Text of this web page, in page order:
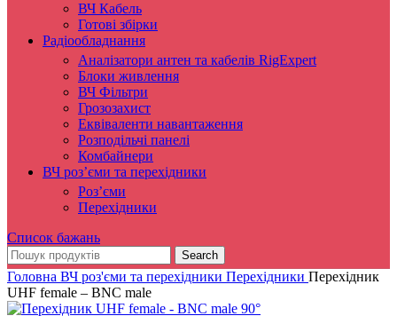
ВЧ Кабель
Готові збірки
Радіообладнання
Аналізатори антен та кабелів RigExpert
Блоки живлення
ВЧ Фільтри
Грозозахист
Еквіваленти навантаження
Розподільчі панелі
Комбайнери
ВЧ роз’єми та перехідники
Роз’єми
Перехідники
Список бажань
Search
Головна ВЧ роз'єми та перехідники Перехідники Перехідник
UHF female – BNC male